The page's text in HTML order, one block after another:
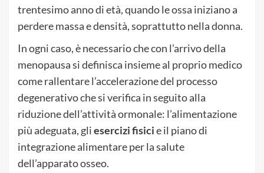
trentesimo anno di età, quando le ossa iniziano a
perdere massa e densità, soprattutto nella donna.
In ogni caso, è necessario che con l’arrivo della
menopausa si definisca insieme al proprio medico
come rallentare l’accelerazione del processo
degenerativo che si verifica in seguito alla
riduzione dell’attività ormonale: l’alimentazione
più adeguata, gliesercizi fisicie il piano di
integrazione alimentare per la salute
dell’apparato osseo.